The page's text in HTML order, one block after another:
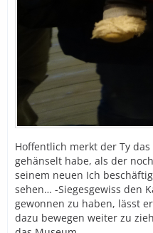
Hoffentlich merkt der Ty
gehänselt habe, als der
seinem neuen Ich
sehen… -Siegesgewiss den
gewonnen zu haben, lässt
dazu bewegen weiter zu